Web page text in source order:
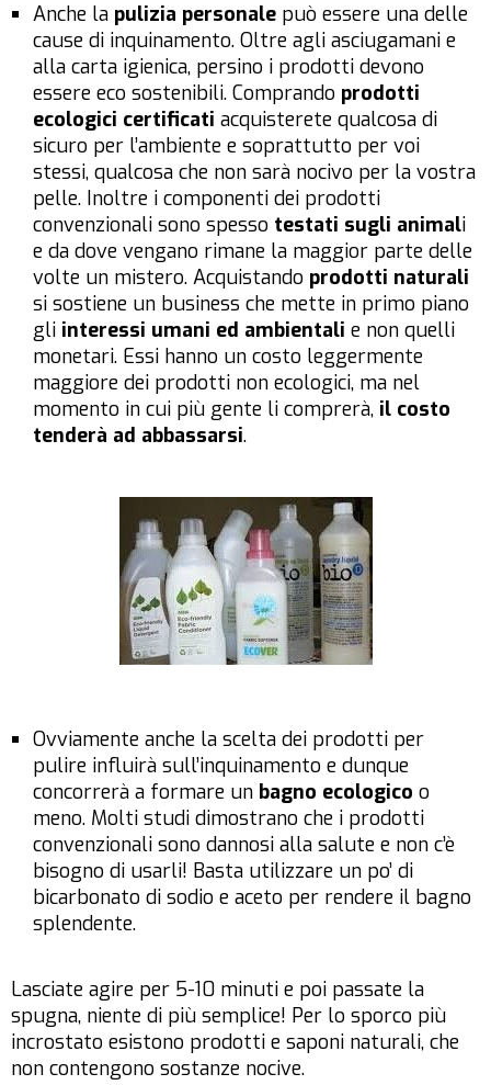
Anche la pulizia personale può essere una delle
cause di inquinamento. Oltre agli asciugamani e
alla carta igienica, persino i prodotti devono
essere eco sostenibili. Comprando prodotti
ecologici certificati acquisterete qualcosa di
sicuro per l’ambiente e soprattutto per voi
stessi, qualcosa che non sarà nocivo per la vostra
pelle. Inoltre i componenti dei prodotti
convenzionali sono spesso testati sugli animali
e da dove vengano rimane la maggior parte delle
volte un mistero. Acquistando prodotti naturali
si sostiene un business che mette in primo piano
gli interessi umani ed ambientali e non quelli
monetari. Essi hanno un costo leggermente
maggiore dei prodotti non ecologici, ma nel
momento in cui più gente li comprerà, il costo
tenderà ad abbassarsi.
Ovviamente anche la scelta dei prodotti per
pulire influirà sull’inquinamento e dunque
concorrerà a formare un bagno ecologico o
meno. Molti studi dimostrano che i prodotti
convenzionali sono dannosi alla salute e non c’è
bisogno di usarli! Basta utilizzare un po’ di
bicarbonato di sodio e aceto per rendere il bagno
splendente.
Lasciate agire per 5-10 minuti e poi passate la
spugna, niente di più semplice! Per lo sporco più
incrostato esistono prodotti e saponi naturali, che
non contengono sostanze nocive.